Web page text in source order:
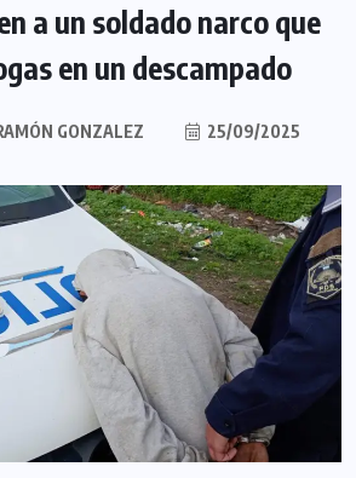
a un soldado narco que
en un descampado
GONZALEZ 25/09/2025